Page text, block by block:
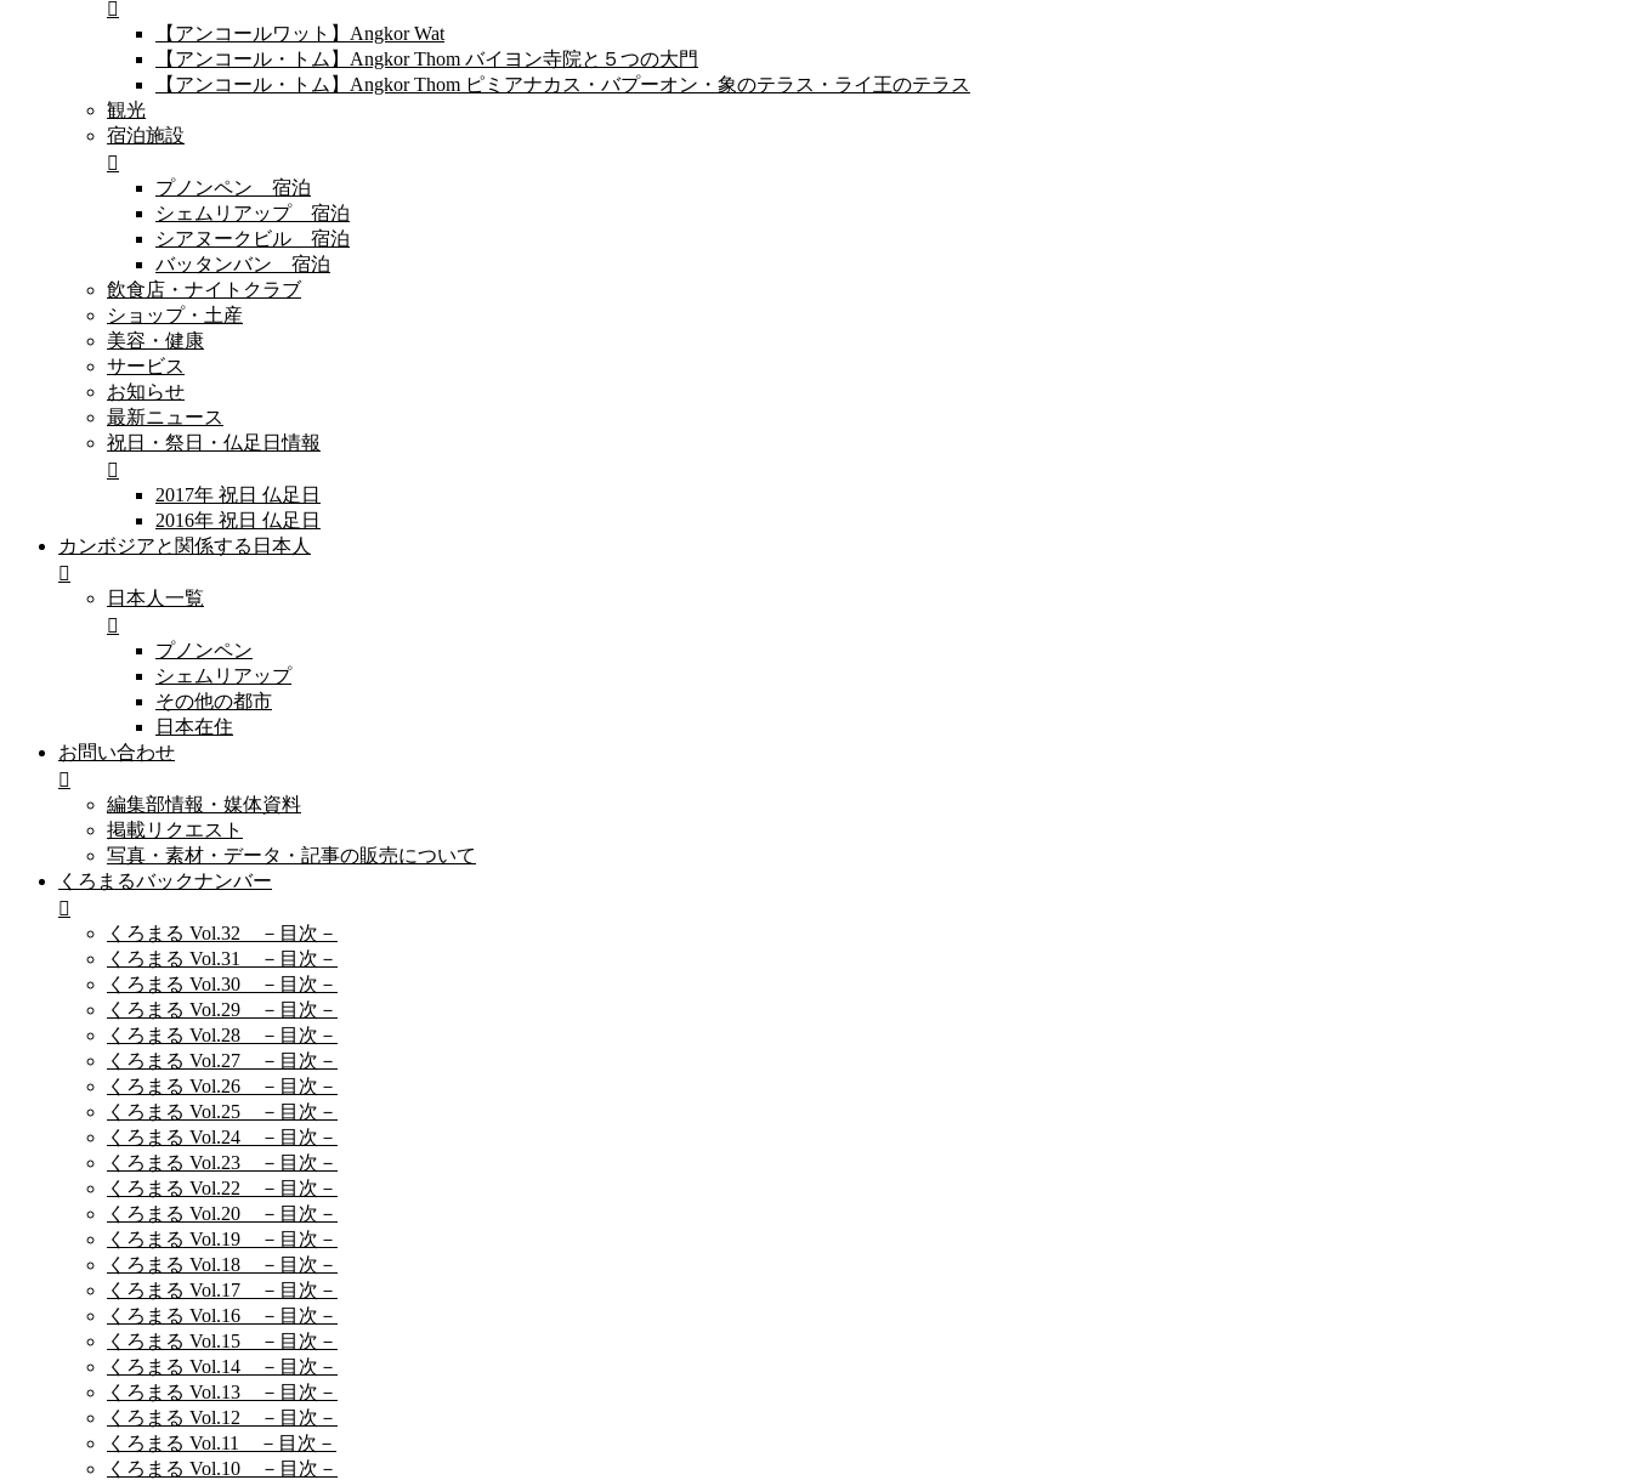
【アンコールワット】Angkor Wat
【アンコール・トム】Angkor Thom バイヨン寺院と５つの大門
【アンコール・トム】Angkor Thom ピミアナカス・バプーオン・象のテラス・ライ王のテラス
観光
宿泊施設
プノンペン 宿泊
シェムリアップ 宿泊
シアヌークビル 宿泊
バッタンバン 宿泊
飲食店・ナイトクラブ
ショップ・土産
美容・健康
サービス
お知らせ
最新ニュース
祝日・祭日・仏足日情報
2017年 祝日 仏足日
2016年 祝日 仏足日
カンボジアと関係する日本人
日本人一覧
プノンペン
シェムリアップ
その他の都市
日本在住
お問い合わせ
編集部情報・媒体資料
掲載リクエスト
写真・素材・データ・記事の販売について
くろまるバックナンバー
くろまる Vol.32 －目次－
くろまる Vol.31 －目次－
くろまる Vol.30 －目次－
くろまる Vol.29 －目次－
くろまる Vol.28 －目次－
くろまる Vol.27 －目次－
くろまる Vol.26 －目次－
くろまる Vol.25 －目次－
くろまる Vol.24 －目次－
くろまる Vol.23 －目次－
くろまる Vol.22 －目次－
くろまる Vol.20 －目次－
くろまる Vol.19 －目次－
くろまる Vol.18 －目次－
くろまる Vol.17 －目次－
くろまる Vol.16 －目次－
くろまる Vol.15 －目次－
くろまる Vol.14 －目次－
くろまる Vol.13 －目次－
くろまる Vol.12 －目次－
くろまる Vol.11 －目次－
くろまる Vol.10 －目次－